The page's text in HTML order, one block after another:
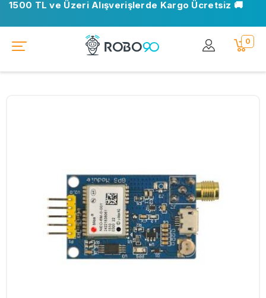
1500 TL ve Üzeri Alışverişlerde Kargo Ücretsiz 🚚
0